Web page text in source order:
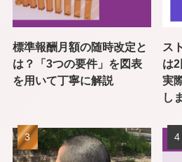
標準報酬月額の随時改定と
は？「3つの要件」を図表
を用いて丁寧に解説
ス
は
実
し